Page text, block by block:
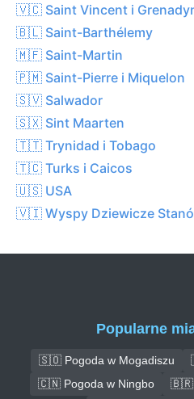
🇻🇨 Saint Vincent i
🇧🇱 Saint-Barthélemy
🇲🇫 Saint-Martin
🇵🇲 Saint-Pierre i Miquelon
🇸🇻 Salwador
🇸🇽 Sint Maarten
🇹🇹 Trynidad i Tobago
🇹🇨 Turks i Caicos
🇺🇸 USA
🇻🇮 Wyspy Dziewicze
Popularne
🇸🇴 Pogoda w Mogadiszu
🇨🇳 Pogoda w Ningbo
🇧🇷